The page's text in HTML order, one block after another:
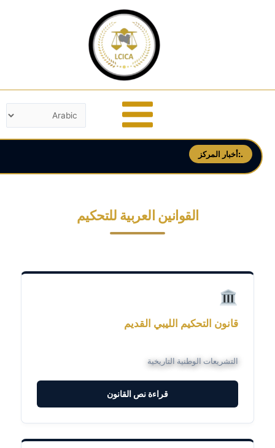
أخبار المركز:.
القوانين العربية للتحكيم
قانون التحكيم الليبي القديم
التشريعات الوطنية التاريخية
قراءة نص القانون